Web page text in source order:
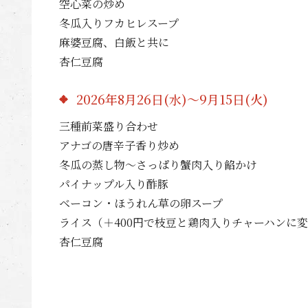
空心菜の炒め
冬瓜入りフカヒレスープ
麻婆豆腐、白飯と共に
杏仁豆腐
2026年8月26日(水)～9月15日(火)
三種前菜盛り合わせ
アナゴの唐辛子香り炒め
冬瓜の蒸し物～さっぱり蟹肉入り餡かけ
パイナップル入り酢豚
ベーコン・ほうれん草の卵スープ
ライス（＋400円で枝豆と鶏肉入りチャーハンに変
杏仁豆腐